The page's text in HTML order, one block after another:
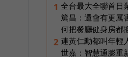
1 全台最大全聯首日
篤昌：還會有更厲
何把餐廳健身房都
2 連黃仁勳都叫年輕
世嘉：智慧通膨重